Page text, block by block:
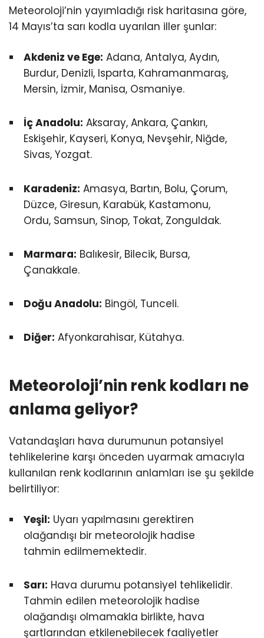
Meteoroloji’nin yayımladığı risk haritasına göre,
14 Mayıs’ta sarı kodla uyarılan iller şunlar:
Akdeniz ve Ege: Adana, Antalya, Aydın,
Burdur, Denizli, Isparta, Kahramanmaraş,
Mersin, İzmir, Manisa, Osmaniye.
İç Anadolu: Aksaray, Ankara, Çankırı,
Eskişehir, Kayseri, Konya, Nevşehir, Niğde,
Sivas, Yozgat.
Karadeniz: Amasya, Bartın, Bolu, Çorum,
Düzce, Giresun, Karabük, Kastamonu,
Ordu, Samsun, Sinop, Tokat, Zonguldak.
Marmara: Balıkesir, Bilecik, Bursa,
Çanakkale.
Doğu Anadolu: Bingöl, Tunceli.
Diğer: Afyonkarahisar, Kütahya.
Meteoroloji’nin renk kodları ne
anlama geliyor?
Vatandaşları hava durumunun potansiyel
tehlikelerine karşı önceden uyarmak amacıyla
kullanılan renk kodlarının anlamları ise şu şekilde
belirtiliyor:
Yeşil: Uyarı yapılmasını gerektiren
olağandışı bir meteorolojik hadise
tahmin edilmemektedir.
Sarı: Hava durumu potansiyel tehlikelidir.
Tahmin edilen meteorolojik hadise
olağandışı olmamakla birlikte, hava
şartlarından etkilenebilecek faaliyetler